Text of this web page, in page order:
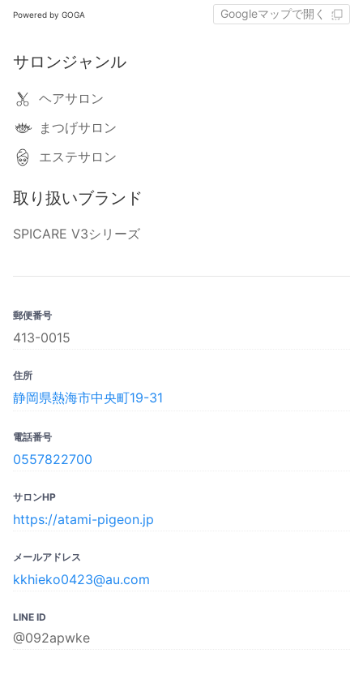
Powered by GOGA Googleマップで開く
サロンジャンル
ヘアサロン
まつげサロン
エステサロン
取り扱いブランド
SPICARE V3シリーズ
郵便番号
413-0015
住所
静岡県熱海市中央町19-31
電話番号
0557822700
サロンHP
https://atami-pigeon.jp
メールアドレス
kkhieko0423@au.com
LINE ID
@092apwke